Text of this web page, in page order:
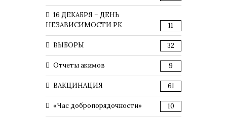
16 ДЕКАБРЯ – ДЕНЬ
НЕЗАВИСИМОСТИ РК
11
ВЫБОРЫ 32
Отчеты акимов 9
ВАКЦИНАЦИЯ 61
«Час добропорядочности» 10